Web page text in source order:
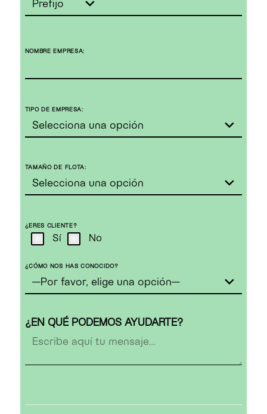
NOMBRE EMPRESA:
TIPO DE EMPRESA:
TAMAÑO DE FLOTA:
¿ERES CLIENTE?
Sí No
¿CÓMO NOS HAS CONOCIDO?
¿EN QUÉ PODEMOS AYUDARTE?